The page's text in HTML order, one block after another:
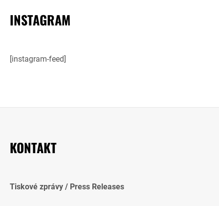
INSTAGRAM
[instagram-feed]
KONTAKT
Tiskové zprávy / Press Releases